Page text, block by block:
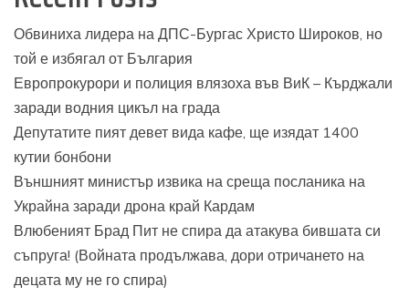
Обвиниха лидера на ДПС-Бургас Христо Широков, но
той е избягал от България
Европрокурори и полиция влязоха във ВиК – Кърджали
заради водния цикъл на града
Депутатите пият девет вида кафе, ще изядат 1400
кутии бонбони
Външният министър извика на среща посланика на
Украйна заради дрона край Кардам
Влюбеният Брад Пит не спира да атакува бившата си
съпруга! (Войната продължава, дори отричането на
децата му не го спира)